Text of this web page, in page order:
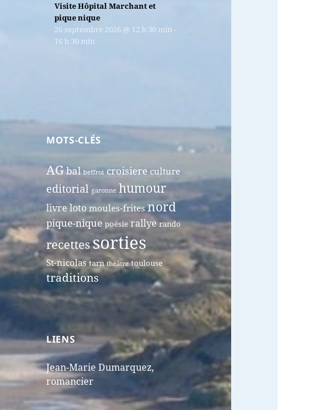
Visite Hôpital Marchant et
pique nique
26 septembre 2026 @ 12 h 30 min-
16 h 30 min
MOTS-CLÉS
AGbal beffroi croisiere culture
editorial garonne humour
livrelotomoules-fritesnord
pique-nique poésie rallye rando
recettessorties
St-nicolas tarn théâtre toulouse
traditions
LIENS
Jean-Marie Dumarquez,
romancier